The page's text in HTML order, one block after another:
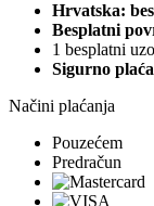
Hrvatska:
Besplatni
1 besplatni
Sigurno
Načini plaćanja
Pouzećem
Predračun